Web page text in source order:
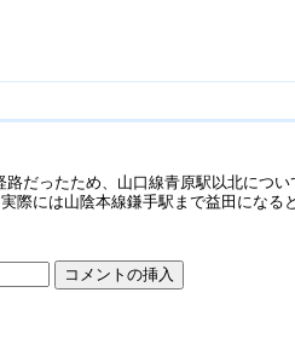
だったため、山口線青原駅以北につ
際には山陰本線鎌手駅まで益田になる